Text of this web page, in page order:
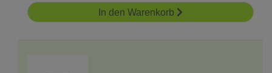
In den Warenkorb